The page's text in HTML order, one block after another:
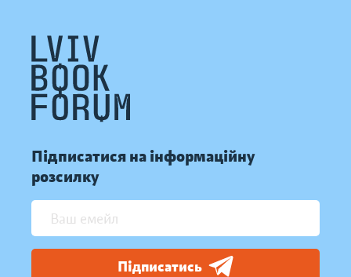
Підписатися на інформаційну
розсилку
Підписатись